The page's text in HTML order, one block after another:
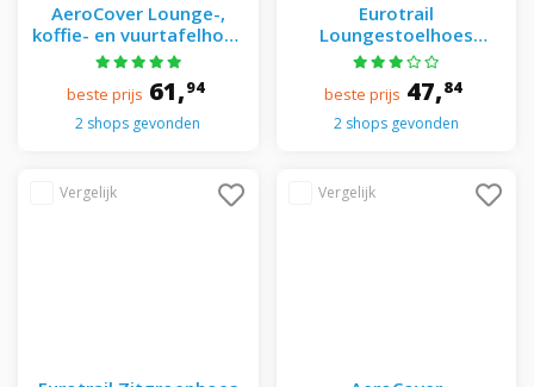
AeroCover Lounge-,
koffie- en vuurtafelhoes
110x84xH70 cm - - Grijs
beste prijs 61,94
2 shops gevonden
Eurotrail
Loungestoelhoes
Cantonic 75x75x115 cm
- - Grijs
beste prijs 47,84
2 shops gevonden